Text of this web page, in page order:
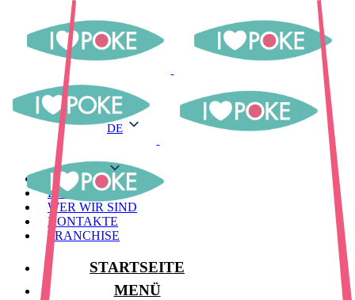
DE
MENÜ
LAGER
WER WIR SIND
KONTAKTE
FRANCHISE
STARTSEITE
MENÜ